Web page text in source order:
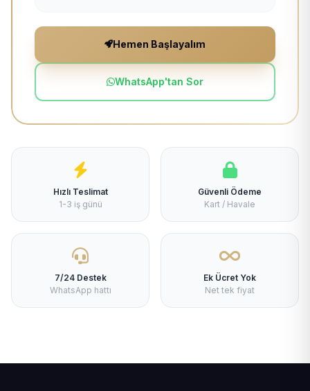
Hemen Başlayalım
WhatsApp'tan Sor
Hızlı Teslimat
1-3 iş günü
Güvenli Ödeme
Kart / Havale
7/24 Destek
WhatsApp hattı
Ek Ücret Yok
Net tek fiyat